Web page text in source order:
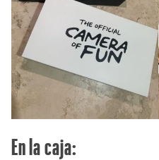
En la caja: